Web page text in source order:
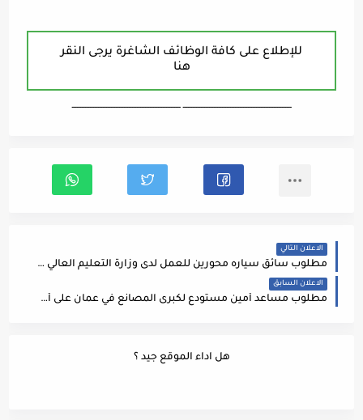
للإطلاع على كافة الوظائف الشاغرة يرجى النقر
هنا
ـــــــــــــــــــــــــــــــــــــــــــــــــــــــــــــــــــ ـــــــــــــــــــــــــــــــــــــــــــــــــــــــــــــــــــ
الاعلان التالي
مطلوب سائق سياره محورين للعمل لدى وزارة التعليم العالي والبحث العلمي
الاعلان السابق
مطلوب مساعد أمين مستودع لكبرى المصانع في عمان على أن يمتلك المؤهلات التالية:
هل اداء الموقع جيد ؟